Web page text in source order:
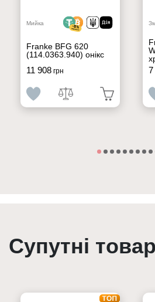
Мийка
Franke BFG 620
(114.0363.940) онікс
11 908грн 7
Супутні